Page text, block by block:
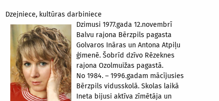
Dzejniece, kultūras darbiniece
Dzimusi 1977.gada 12.novembrī
Balvu rajona Bērzpils pagasta
Golvaros Ināras un Antona Atpiļu
ģimenē. Šobrīd dzīvo Rēzeknes
rajona Ozolmuižas pagastā.
No 1984. – 1996.gadam mācījusies
Bērzpils vidusskolā. Skolas laikā
Ineta bijusi aktīva zīmētāja un